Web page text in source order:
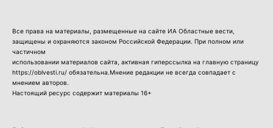
Все права на материалы, размещенные на сайте ИА Областные вести,
защищены и охраняются законом Российской Федерации. При полном или
частичном
использовании материалов сайта, активная гиперссылка на главную страницу
https://oblvesti.ru/ обязательна.Мнение редакции не всегда совпадает с
мнением авторов.
Настоящий ресурс содержит материалы 16+